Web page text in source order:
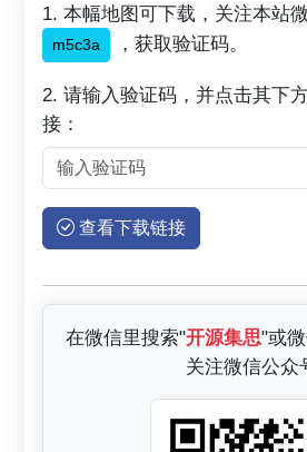
1. 本幅地图可下载，关注本站
m5c3a ，获取验证码。
2. 请输入验证码，并点击其下
接：
查看下载链接
在微信里搜索"开源集思"或
关注微信公众